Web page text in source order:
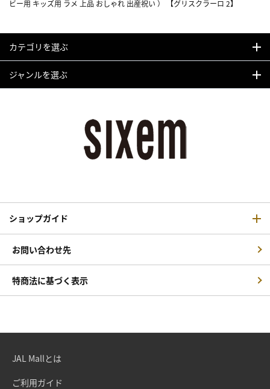
ビー用 キッズ用 ラメ 上品 おしゃれ 出産祝い ） 【グリスクラーロ 2】
カテゴリを選ぶ
ジャンルを選ぶ
ショップガイド
お問い合わせ先
特商法に基づく表示
JAL Mallとは
ご利用ガイド